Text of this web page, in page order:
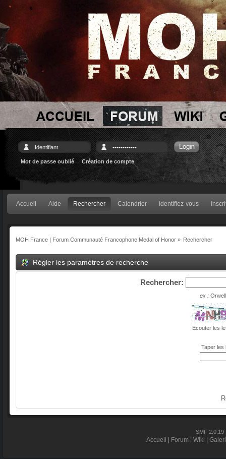
Mot de passe oublié Création de compte
Accueil Aide Rechercher Calendrier Identifiez-vous
MOH France | Forum Communauté Francophone Medal of Honor» Rechercher
Régler les paramètres de recherche
Rechercher:
ex :
Ecouter les
Taper les
SMF 2.0.19
Accueil | Forum | Wiki |